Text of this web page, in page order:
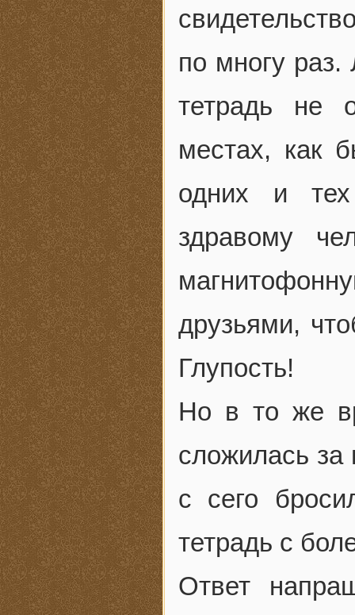
по многу
тетрадь не
местах, как
одних и
здравому
друзьями,
Глупость!
Но в то же
сложилась за
с сего
тетрадь с
Ответ